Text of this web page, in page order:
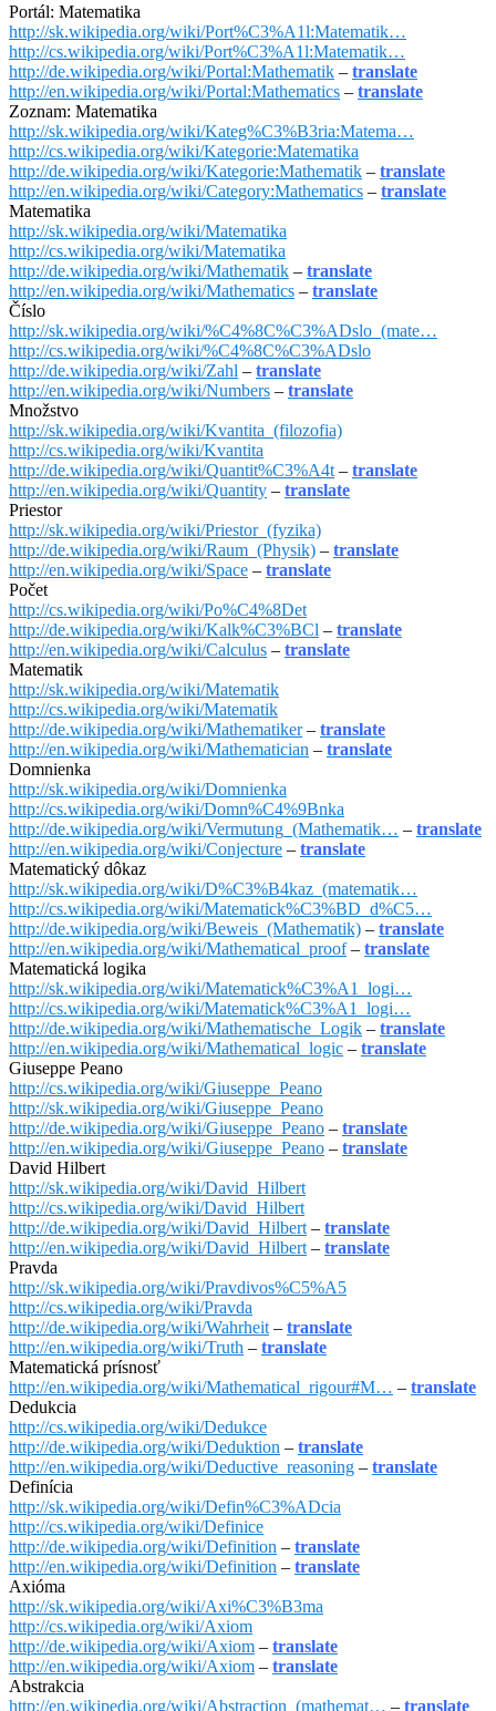
Portál: Matematika
http://sk.wikipedia.org/wiki/Port%C3%A1l:Matematik…
http://cs.wikipedia.org/wiki/Port%C3%A1l:Matematik…
http://de.wikipedia.org/wiki/Portal:Mathematik – translate
http://en.wikipedia.org/wiki/Portal:Mathematics – translate
Zoznam: Matematika
http://sk.wikipedia.org/wiki/Kateg%C3%B3ria:Matema…
http://cs.wikipedia.org/wiki/Kategorie:Matematika
http://de.wikipedia.org/wiki/Kategorie:Mathematik – translate
http://en.wikipedia.org/wiki/Category:Mathematics – translate
Matematika
http://sk.wikipedia.org/wiki/Matematika
http://cs.wikipedia.org/wiki/Matematika
http://de.wikipedia.org/wiki/Mathematik – translate
http://en.wikipedia.org/wiki/Mathematics – translate
Číslo
http://sk.wikipedia.org/wiki/%C4%8C%C3%ADslo_(mate…
http://cs.wikipedia.org/wiki/%C4%8C%C3%ADslo
http://de.wikipedia.org/wiki/Zahl – translate
http://en.wikipedia.org/wiki/Numbers – translate
Množstvo
http://sk.wikipedia.org/wiki/Kvantita_(filozofia)
http://cs.wikipedia.org/wiki/Kvantita
http://de.wikipedia.org/wiki/Quantit%C3%A4t – translate
http://en.wikipedia.org/wiki/Quantity – translate
Priestor
http://sk.wikipedia.org/wiki/Priestor_(fyzika)
http://de.wikipedia.org/wiki/Raum_(Physik) – translate
http://en.wikipedia.org/wiki/Space – translate
Počet
http://cs.wikipedia.org/wiki/Po%C4%8Det
http://de.wikipedia.org/wiki/Kalk%C3%BCl – translate
http://en.wikipedia.org/wiki/Calculus – translate
Matematik
http://sk.wikipedia.org/wiki/Matematik
http://cs.wikipedia.org/wiki/Matematik
http://de.wikipedia.org/wiki/Mathematiker– translate
http://en.wikipedia.org/wiki/Mathematician – translate
Domnienka
http://sk.wikipedia.org/wiki/Domnienka
http://cs.wikipedia.org/wiki/Domn%C4%9Bnka
http://de.wikipedia.org/wiki/Vermutung_(Mathematik… – translate
http://en.wikipedia.org/wiki/Conjecture – translate
Matematický dôkaz
http://sk.wikipedia.org/wiki/D%C3%B4kaz_(matematik…
http://cs.wikipedia.org/wiki/Matematick%C3%BD_d%C5…
http://de.wikipedia.org/wiki/Beweis_(Mathematik) – translate
http://en.wikipedia.org/wiki/Mathematical_proof– translate
Matematická logika
http://sk.wikipedia.org/wiki/Matematick%C3%A1_logi…
http://cs.wikipedia.org/wiki/Matematick%C3%A1_logi…
http://de.wikipedia.org/wiki/Mathematische_Logik – translate
http://en.wikipedia.org/wiki/Mathematical_logic – translate
Giuseppe Peano
http://cs.wikipedia.org/wiki/Giuseppe_Peano
http://sk.wikipedia.org/wiki/Giuseppe_Peano
http://de.wikipedia.org/wiki/Giuseppe_Peano – translate
http://en.wikipedia.org/wiki/Giuseppe_Peano – translate
David Hilbert
http://sk.wikipedia.org/wiki/David_Hilbert
http://cs.wikipedia.org/wiki/David_Hilbert
http://de.wikipedia.org/wiki/David_Hilbert – translate
http://en.wikipedia.org/wiki/David_Hilbert – translate
Pravda
http://sk.wikipedia.org/wiki/Pravdivos%C5%A5
http://cs.wikipedia.org/wiki/Pravda
http://de.wikipedia.org/wiki/Wahrheit – translate
http://en.wikipedia.org/wiki/Truth – translate
Matematická prísnosť
http://en.wikipedia.org/wiki/Mathematical_rigour#M… – translate
Dedukcia
http://cs.wikipedia.org/wiki/Dedukce
http://de.wikipedia.org/wiki/Deduktion – translate
http://en.wikipedia.org/wiki/Deductive_reasoning – translate
Definícia
http://sk.wikipedia.org/wiki/Defin%C3%ADcia
http://cs.wikipedia.org/wiki/Definice
http://de.wikipedia.org/wiki/Definition – translate
http://en.wikipedia.org/wiki/Definition – translate
Axióma
http://sk.wikipedia.org/wiki/Axi%C3%B3ma
http://cs.wikipedia.org/wiki/Axiom
http://de.wikipedia.org/wiki/Axiom – translate
http://en.wikipedia.org/wiki/Axiom – translate
Abstrakcia
http://en.wikipedia.org/wiki/Abstraction_(mathemat… – translate